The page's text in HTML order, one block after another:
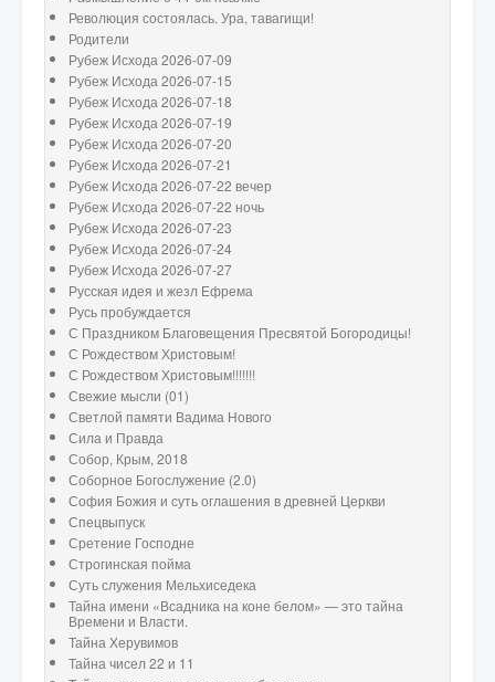
Революция состоялась. Ура, тавагищи!
Родители
Рубеж Исхода 2026-07-09
Рубеж Исхода 2026-07-15
Рубеж Исхода 2026-07-18
Рубеж Исхода 2026-07-19
Рубеж Исхода 2026-07-20
Рубеж Исхода 2026-07-21
Рубеж Исхода 2026-07-22 вечер
Рубеж Исхода 2026-07-22 ночь
Рубеж Исхода 2026-07-23
Рубеж Исхода 2026-07-24
Рубеж Исхода 2026-07-27
Русская идея и жезл Ефрема
Русь пробуждается
С Праздником Благовещения Пресвятой Богородицы!
С Рождеством Христовым!
С Рождеством Христовым!!!!!!!
Свежие мысли (01)
Светлой памяти Вадима Нового
Сила и Правда
Собор, Крым, 2018
Соборное Богослужение (2.0)
София Божия и суть оглашения в древней Церкви
Спецвыпуск
Сретение Господне
Строгинская пойма
Суть служения Мельхиседека
Тайна имени «Всадника на коне белом» — это тайна
Времени и Власти.
Тайна Херувимов
Тайна чисел 22 и 11